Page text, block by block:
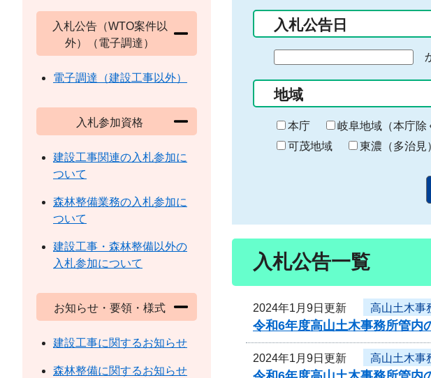
力
入札公告日
の
始
ま
り
地域
本庁 岐阜地域（本庁除
可茂地域
東濃（多治見
入札公告一覧
2024年1月9日更新 高山土木事
令和6年度高山土木事務所管内
2024年1月9日更新 高山土木事
入札公告（WTO案件以
外）（電子調達）
電子調達（建設工事以外）
入札参加資格
建設工事関連の入札参加に
ついて
森林整備業務の入札参加に
ついて
建設工事・森林整備以外の
入札参加について
お知らせ・要領・様式
建設工事に関するお知らせ
森林整備に関するお知らせ